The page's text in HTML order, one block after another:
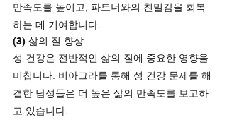
만족도를 높이고, 파트너와의 친밀감을 회복
하는 데 기여합니다.
(3) 삶의 질 향상
성 건강은 전반적인 삶의 질에 중요한 영향을
미칩니다. 비아그라를 통해 성 건강 문제를 해
결한 남성들은 더 높은 삶의 만족도를 보고하
고 있습니다.